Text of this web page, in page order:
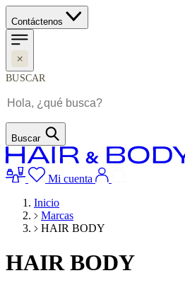
Contáctenos
BUSCAR
Buscar
Mi cuenta
Inicio
Marcas
HAIR BODY
HAIR BODY